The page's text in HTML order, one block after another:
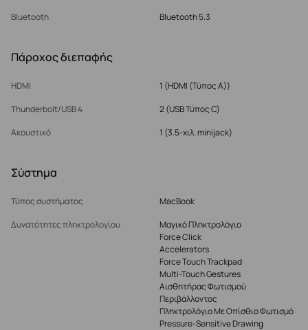
Bluetooth
Bluetooth 5.3
Πάροχος διεπαφής
HDMI
1 (HDMI (Τύπος Α))
Thunderbolt/USB 4
2 (USB Τύπος C)
Ακουστικό
1 (3.5-χιλ. minijack)
Σύστημα
Τύπος συστήματος
MacBook
Δυνατότητες πληκτρολογίου
Μαγικό Πληκτρολόγιο
Force Click
Accelerators
Force Touch Trackpad
Multi-Touch Gestures
Αισθητήρας Φωτισμού
Περιβάλλοντος
Πληκτρολόγιο Με Οπίσθιο Φωτισμό
Pressure-Sensitive Drawing